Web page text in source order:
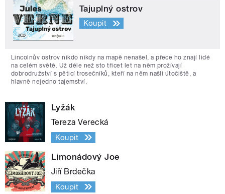
Tajuplný ostrov
Koupit
Lincolnův ostrov nikdo nikdy na mapě nenašel, a přece ho znají lidé
na celém světě. Už déle než sto třicet let na něm prožívají
dobrodružství s pěticí trosečníků, kteří na něm našli útočiště, a
hlavně nejedno tajemství.
Lyžák
Tereza Verecká
Koupit
Limonádový Joe
Jiří Brdečka
Koupit